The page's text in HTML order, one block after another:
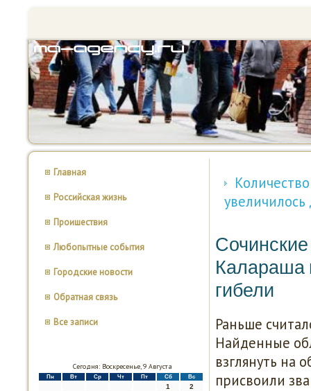
Главная
Российская жизнь
Проишествия
Любопытные события
Городские новости
Обратная связь
Все записи
Сегодня: Воскресенье, 9 Августа
Пн Вт Ср Чт Пт Сб Вс
1
2
увеличилось
Калараша
гибели
Раньше
Найденные
взглянуть на
присвоили